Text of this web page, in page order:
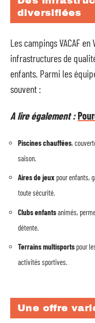
diversifiées
Les campings VACAF
infrastructures de
enfants. Parmi les
souvent :
A lire également :
Piscines chauffées,
saison.
Aires de jeux pour enfants,
toute sécurité.
Clubs enfantsanimés,
détente.
Terrains multisports pour
activités sportives.
Une offre